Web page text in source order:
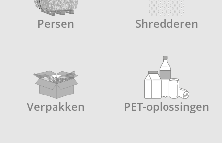
Persen Shredderen
Verpakken PET-oplossingen